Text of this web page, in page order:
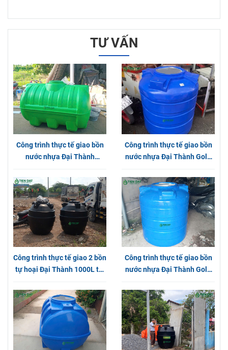
TƯ VẤN
Công trình thực tế giao bồn
nước nhựa Đại Thành
Công trình thực tế giao bồn
nước nhựa Đại Thành Gold
Thạnh Lộc
Công trình thực tế giao 2 bồn
tự hoại Đại Thành 1000L tại
Công trình thực tế giao bồn
nước nhựa Đại Thành Gold